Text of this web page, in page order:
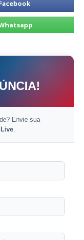
Envie sua